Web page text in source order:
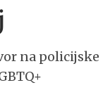
na policijske